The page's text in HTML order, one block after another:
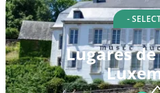
-
Lugares